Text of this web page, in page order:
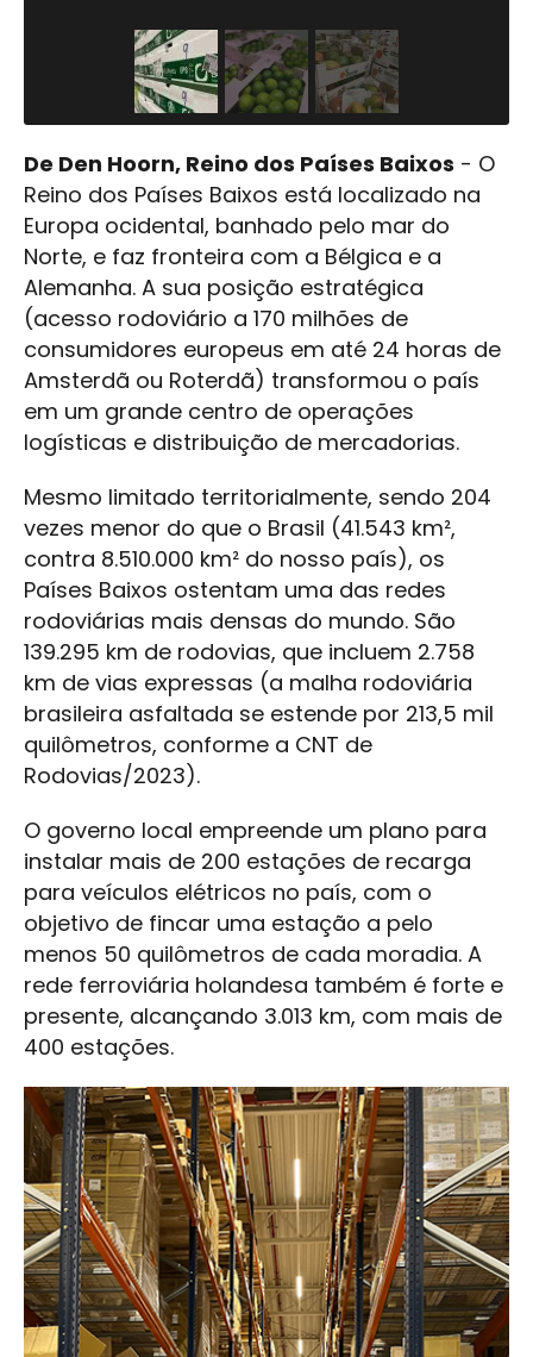
De Den Hoorn, Reino dos Países Baixos - O
Reino dos Países Baixos está localizado na
Europa ocidental, banhado pelo mar do
Norte, e faz fronteira com a Bélgica e a
Alemanha. A sua posição estratégica
(acesso rodoviário a 170 milhões de
consumidores europeus em até 24 horas de
Amsterdã ou Roterdã) transformou o país
em um grande centro de operações
logísticas e distribuição de mercadorias.
Mesmo limitado territorialmente, sendo 204
vezes menor do que o Brasil (41.543 km²,
contra 8.510.000 km² do nosso país), os
Países Baixos ostentam uma das redes
rodoviárias mais densas do mundo. São
139.295 km de rodovias, que incluem 2.758
km de vias expressas (a malha rodoviária
brasileira asfaltada se estende por 213,5 mil
quilômetros, conforme a CNT de
Rodovias/2023).
O governo local empreende um plano para
instalar mais de 200 estações de recarga
para veículos elétricos no país, com o
objetivo de fincar uma estação a pelo
menos 50 quilômetros de cada moradia. A
rede ferroviária holandesa também é forte e
presente, alcançando 3.013 km, com mais de
400 estações.